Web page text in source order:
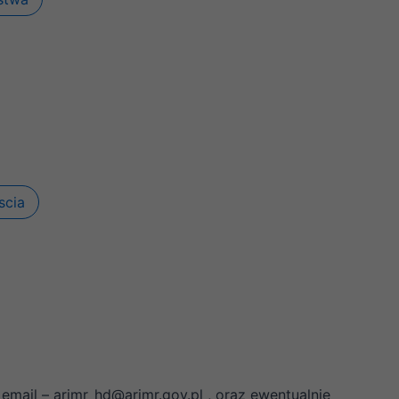
– arimr_hd@arimr.gov.pl , oraz ewentualnie